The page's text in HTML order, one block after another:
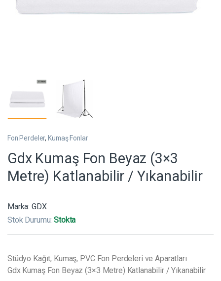
Fon Perdeler,Kumaş Fonlar
Gdx Kumaş Fon Beyaz (3×3
Metre) Katlanabilir / Yıkanabilir
Marka: GDX
Stok Durumu:Stokta
Stüdyo Kağıt, Kumaş, PVC Fon Perdeleri ve Aparatları
Gdx Kumaş Fon Beyaz (3×3 Metre) Katlanabilir / Yıkanabilir